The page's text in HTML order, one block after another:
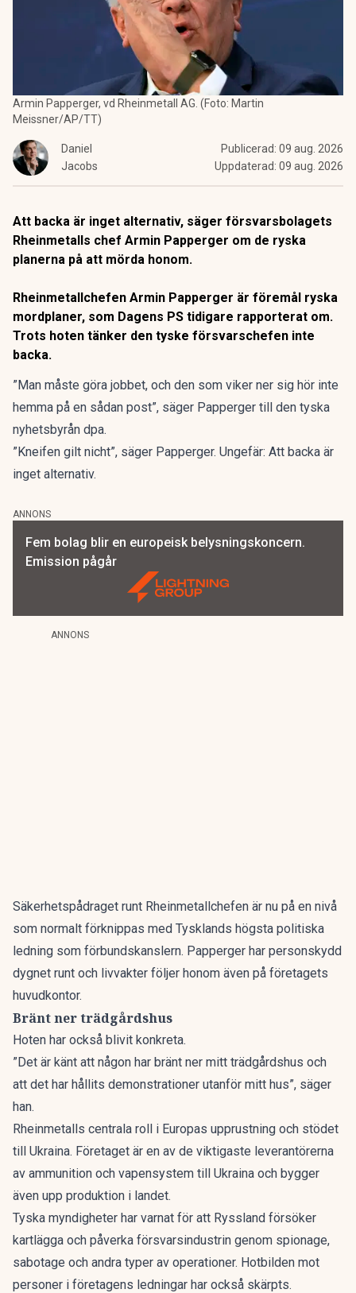
Armin Papperger, vd Rheinmetall AG. (Foto: Martin
Meissner/AP/TT)
Daniel
Jacobs
Publicerad: 09 aug. 2026
Uppdaterad: 09 aug. 2026
Att backa är inget alternativ, säger försvarsbolagets
Rheinmetalls chef Armin Papperger om de ryska
planerna på att mörda honom.
Rheinmetallchefen Armin Papperger är föremål ryska
mordplaner, som Dagens PS tidigare rapporterat om.
Trots hoten tänker den tyske försvarschefen inte
backa.
”Man måste göra jobbet, och den som viker ner sig hör inte
hemma på en sådan post”, säger Papperger till den tyska
nyhetsbyrån dpa.
”Kneifen gilt nicht”, säger Papperger. Ungefär: Att backa är
inget alternativ.
ANNONS
Fem bolag blir en europeisk belysningskoncern.
Emission pågår
ANNONS
Säkerhetspådraget runt Rheinmetallchefen är nu på en nivå
som normalt förknippas med Tysklands högsta politiska
ledning som förbundskanslern. Papperger har personskydd
dygnet runt och livvakter följer honom även på företagets
huvudkontor.
Bränt ner trädgårdshus
Hoten har också blivit konkreta.
”Det är känt att någon har bränt ner mitt trädgårdshus och
att det har hållits demonstrationer utanför mitt hus”, säger
han.
Rheinmetalls centrala roll i Europas upprustning och stödet
till Ukraina. Företaget är en av de viktigaste leverantörerna
av ammunition och vapensystem till Ukraina och bygger
även upp produktion i landet.
Tyska myndigheter har varnat för att Ryssland försöker
kartlägga och påverka försvarsindustrin genom spionage,
sabotage och andra typer av operationer. Hotbilden mot
personer i företagens ledningar har också skärpts.